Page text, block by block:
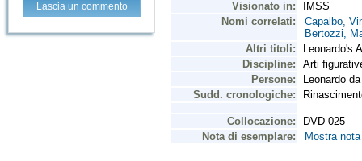
Lascia un commento